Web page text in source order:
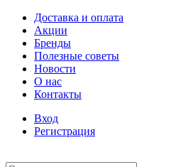
Доставка и оплата
Акции
Бренды
Полезные советы
Новости
О нас
Контакты
Вход
Регистрация